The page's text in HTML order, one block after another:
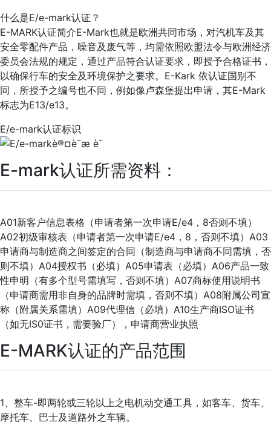
什么是E/e-mark认证？
E-MARK认证简介E-Mark也就是欧洲共同市场，对汽机车及其
安全零配件产品，噪音及废气等，均需依照欧盟法令与欧洲经济
委员会法规的规定，通过产品符合认证要求，即授予合格证书，
以确保行车的安全及环境保护之要求。E-Kark 依认证国别不
同，所授予之编号也不同，例如像卢森堡提出申请，其E-Mark
标志为E13/e13。
E/e-mark认证标识
E-mark认证所需资料：
A01新客户信息表格（申请者第一次申请E/e4，8否则不填）
A02初级审核表（申请者第一次申请E/e4，8，否则不填）A03
申请商与制造商之间签定的合同（制造商与申请商不同需填，否
则不填）A04授权书（必填）A05申请表（必填）A06产品一致
性申明（有多个型号需填写，否则不填）A07商标使用说明书
（申请商需用非自身的品牌时需填，否则不填）A08附属公司宣
称（附属关系需填）A09代理信（必填）A10生产商ISO证书
（如无IS0证书，需要验厂），申请商营业执照
E-MARK认证的产品范围
1、整车-即两轮或三轮以上之电机动交通工具，如客车、货车、
摩托车、巴士及道路外之车辆。